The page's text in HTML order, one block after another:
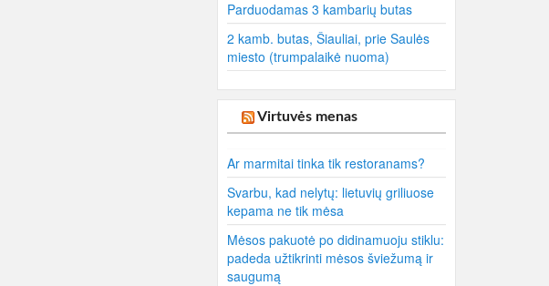
Parduodamas 3 kambarių butas
2 kamb. butas, Šiauliai, prie Saulės
miesto (trumpalaikė nuoma)
Virtuvės menas
Ar marmitai tinka tik restoranams?
Svarbu, kad nelytų: lietuvių griliuose
kepama ne tik mėsa
Mėsos pakuotė po didinamuoju stiklu:
padeda užtikrinti mėsos šviežumą ir
saugumą